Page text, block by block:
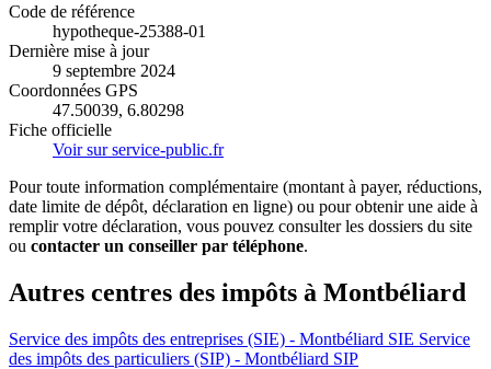
Code de référence
hypotheque-25388-01
Dernière mise à jour
9 septembre 2024
Coordonnées GPS
47.50039, 6.80298
Fiche officielle
Voir sur service-public.fr
Pour toute information complémentaire (montant à payer, réductions,
date limite de dépôt, déclaration en ligne) ou pour obtenir une aide à
remplir votre déclaration, vous pouvez consulter les dossiers du site
ou contacter un conseiller par téléphone.
Autres centres des impôts à Montbéliard
Service des impôts des entreprises (SIE) - Montbéliard SIE Service
des impôts des particuliers (SIP) - Montbéliard SIP